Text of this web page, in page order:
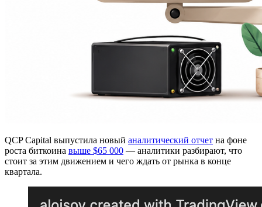
QCP Capital выпустила новый аналитический отчет на фоне
роста биткоина выше $65 000 — аналитики разбирают, что
стоит за этим движением и чего ждать от рынка в конце
квартала.